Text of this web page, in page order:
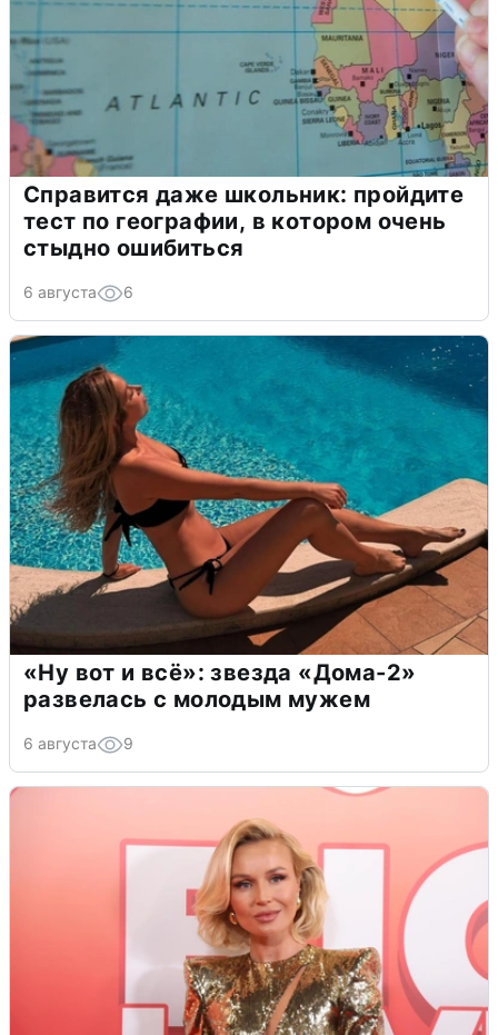
Справится даже школьник: пройдите
тест по географии, в котором очень
стыдно ошибиться
6 августа 6
«Ну вот и всё»: звезда «Дома-2»
развелась с молодым мужем
6 августа 9